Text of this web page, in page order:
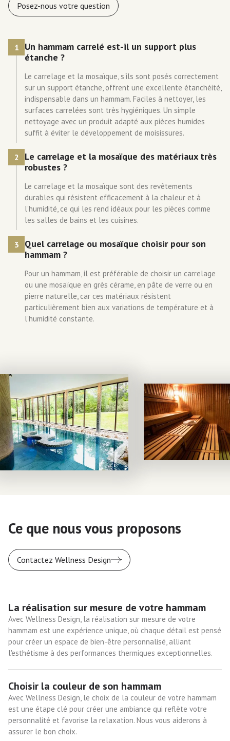
Posez-nous votre question
1
Un hammam carrelé est-il un support plus
étanche ?
Le carrelage et la mosaïque, s'ils sont posés correctement
sur un support étanche, offrent une excellente étanchéité,
indispensable dans un hammam. Faciles à nettoyer, les
surfaces carrelées sont très hygiéniques. Un simple
nettoyage avec un produit adapté aux pièces humides
suffit à éviter le développement de moisissures.
2
Le carrelage et la mosaïque des matériaux très
robustes ?
Le carrelage et la mosaïque sont des revêtements
durables qui résistent efficacement à la chaleur et à
l'humidité, ce qui les rend idéaux pour les pièces comme
les salles de bains et les cuisines.
3
Quel carrelage ou mosaïque choisir pour son
hammam ?
Pour un hammam, il est préférable de choisir un carrelage
ou une mosaïque en grès cérame, en pâte de verre ou en
pierre naturelle, car ces matériaux résistent
particulièrement bien aux variations de température et à
l'humidité constante.
Ce que nous vous proposons
Contactez Wellness Design
La réalisation sur mesure de votre hammam
Avec Wellness Design, la réalisation sur mesure de votre
hammam est une expérience unique, où chaque détail est pensé
pour créer un espace de bien-être personnalisé, alliant
l'esthétisme à des performances thermiques exceptionnelles.
Choisir la couleur de son hammam
Avec Wellness Design, le choix de la couleur de votre hammam
est une étape clé pour créer une ambiance qui reflète votre
personnalité et favorise la relaxation. Nous vous aiderons à
assurer le bon choix.